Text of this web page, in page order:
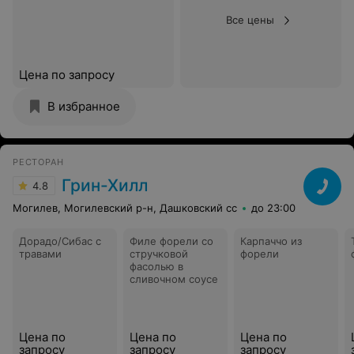
Цена по запросу
Все цены
В избранное
РЕСТОРАН
4.8 Грин-Хилл
Могилев, Могилевский р-н, Дашковский сс до 23:00
Дорадо/Сибас с
травами
Цена по
запросу
Филе форели со
стручковой
фасолью в
сливочном соусе
Цена по
запросу
Карпаччо из
форели
Цена по
запросу